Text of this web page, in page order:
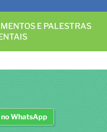
E PALESTRAS
WhatsApp